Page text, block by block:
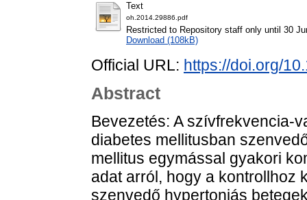
Text
oh.2014.29886.pdf
Restricted to Repository staff only until 30
Download (108kB)
Official URL: https://doi.org/
Abstract
Bevezetés: A szívfrekvencia-
diabetes mellitusban
mellitus egymással gyakori
adat arról, hogy a kontrollhoz
szenvedő hypertoniás